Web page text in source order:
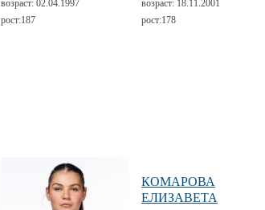
возраст: 02.04.1997
рост:187
возраст: 18.11.2001
рост:178
КОМАРОВА
ЕЛИЗАВЕТА